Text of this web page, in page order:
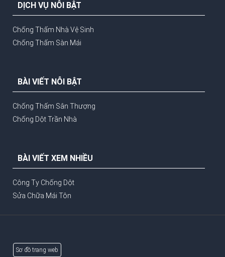
DỊCH VỤ NỖI BẬT
Chống Thấm Nhà Vệ Sinh
Chống Thấm Sàn Mái
BÀI VIẾT NỖI BẬT
Chống Thấm Sân Thượng
Chống Dột Trần Nhà
BÀI VIẾT XEM NHIỀU
Công Ty Chống Dột
Sửa Chữa Mái Tôn
Sơ đồ trang web